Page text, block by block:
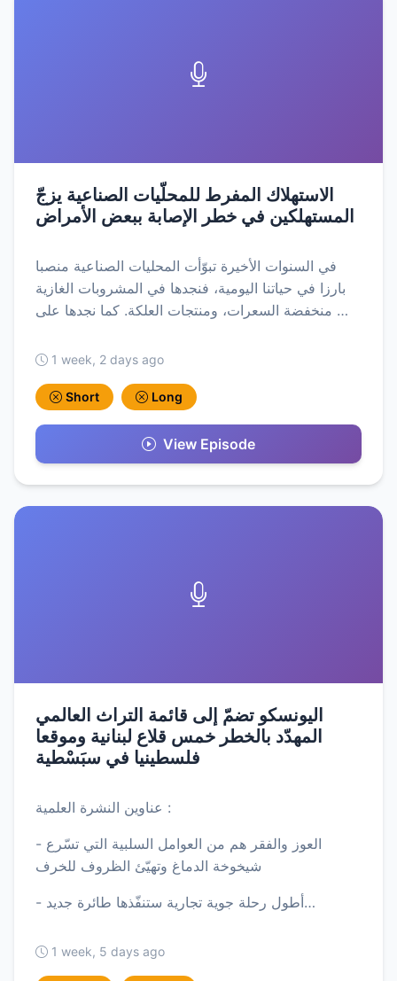
الاستهلاك المفرط للمحلّيات الصناعية يزجّ
المستهلكين في خطر الإصابة ببعض الأمراض
في السنوات الأخيرة تبوّأت المحليات الصناعية منصبا
بارزا في حياتنا اليومية، فنجدها في المشروبات الغازية
منخفضة السعرات، ومنتجات العلكة. كما نجدها على …
1 week, 2 days ago
Short Long
View Episode
اليونسكو تضمّ إلى قائمة التراث العالمي
المهدّد بالخطر خمس قلاع لبنانية وموقعا
فلسطينيا في سبَسْطية
عناوين النشرة العلمية :
- العوز والفقر هم من العوامل السلبية التي تسّرع
شيخوخة الدماغ وتهيّئ الظروف للخرف
- أطول رحلة جوية تجارية ستنفّذها طائرة جديد…
1 week, 5 days ago